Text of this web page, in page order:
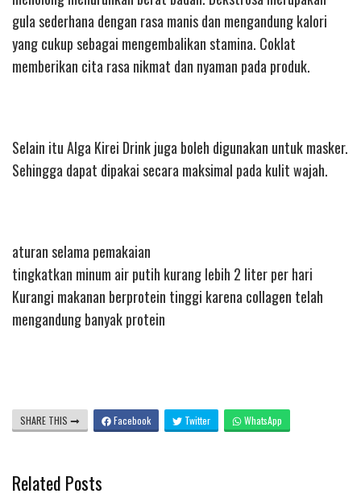
gula sederhana dengan rasa manis dan mengandung kalori
yang cukup sebagai mengembalikan stamina. Coklat
memberikan cita rasa nikmat dan nyaman pada produk.
Selain itu Alga Kirei Drink juga boleh digunakan untuk masker.
Sehingga dapat dipakai secara maksimal pada kulit wajah.
aturan selama pemakaian
tingkatkan minum air putih kurang lebih 2 liter per hari
Kurangi makanan berprotein tinggi karena collagen telah
mengandung banyak protein
SHARE THIS Facebook Twitter WhatsApp
Related Posts